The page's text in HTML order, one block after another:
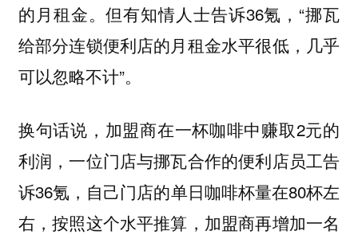
的月租金。但有知情人士告诉36氪，“挪瓦
给部分连锁便利店的月租金水平很低，几乎
可以忽略不计”。
换句话说，加盟商在一杯咖啡中赚取2元的
利润，一位门店与挪瓦合作的便利店员工告
诉36氪，自己门店的单日咖啡杯量在80杯左
右，按照这个水平推算，加盟商再增加一名